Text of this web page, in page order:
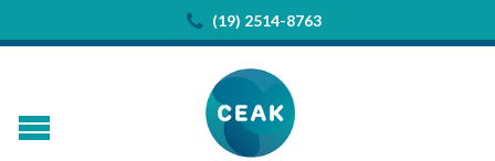
(19) 2514-8763